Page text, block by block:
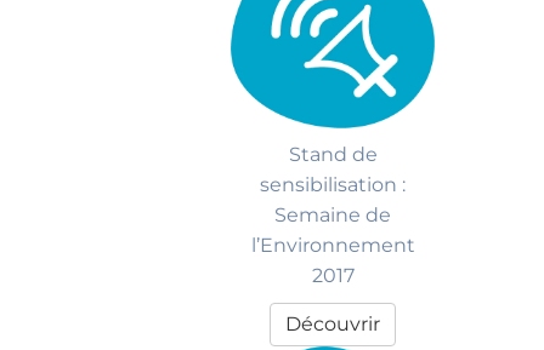
Stand de
sensibilisation :
Semaine de
l’Environnement
2017
Découvrir